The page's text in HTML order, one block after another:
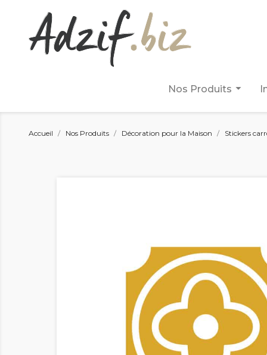
arrow_drop_down
Nos Produits
Accueil Nos Produits Décoration pour la Maison Stickers